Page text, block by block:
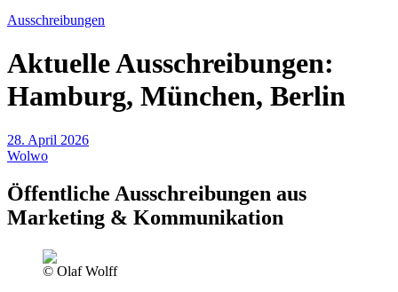
Ausschreibungen
Aktuelle Ausschreibungen:
Hamburg, München, Berlin
28. April 2026
Wolwo
Öffentliche Ausschreibungen aus
Marketing & Kommunikation
© Olaf Wolff